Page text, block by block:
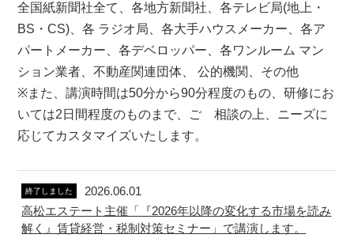
全国紙新聞社全て、各地方新聞社、各テレビ局(地上・
BS・CS)、各 ラジオ局、各大手ハウスメーカー、各ア
パートメーカー、各デベロッパー、各ワンルーム マン
ション業者、不動産関連団体、 公的機関、その他
※また、講演時間は50分から90分程度のもの、研修にお
いては2日間程度のものまで、ご゙相談の上、ニーズに
応じてカスタマイズいたします。
終了しました
2026.06.01
高松エステート主催「『2026年以降の変化する市場を読み
解く』賃貸経営・税制対策セミナー」で講演します。